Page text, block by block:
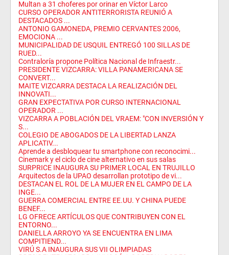
Multan a 31 choferes por orinar en Víctor Larco
CURSO OPERADOR ANTITERRORISTA REUNIÓ A
DESTACADOS ...
ANTONIO GAMONEDA, PREMIO CERVANTES 2006,
EMOCIONA ...
MUNICIPALIDAD DE USQUIL ENTREGÓ 100 SILLAS DE
RUED...
Contraloría propone Política Nacional de Infraestr...
PRESIDENTE VIZCARRA: VILLA PANAMERICANA SE
CONVERT...
MAITE VIZCARRA DESTACA LA REALIZACIÓN DEL
INNOVATI...
GRAN EXPECTATIVA POR CURSO INTERNACIONAL
OPERADOR ...
VIZCARRA A POBLACIÓN DEL VRAEM: "CON INVERSIÓN Y
S...
COLEGIO DE ABOGADOS DE LA LIBERTAD LANZA
APLICATIV...
Aprende a desbloquear tu smartphone con reconocimi...
Cinemark y el ciclo de cine alternativo en sus salas
SURPRICE INAUGURA SU PRIMER LOCAL EN TRUJILLO
Arquitectos de la UPAO desarrollan prototipo de vi...
DESTACAN EL ROL DE LA MUJER EN EL CAMPO DE LA
INGE...
GUERRA COMERCIAL ENTRE EE.UU. Y CHINA PUEDE
BENEF...
LG OFRECE ARTÍCULOS QUE CONTRIBUYEN CON EL
ENTORNO...
DANIELLA ARROYO YA SE ENCUENTRA EN LIMA
COMPITIEND...
VIRÚ S.A INAUGURA SUS VII OLIMPIADAS